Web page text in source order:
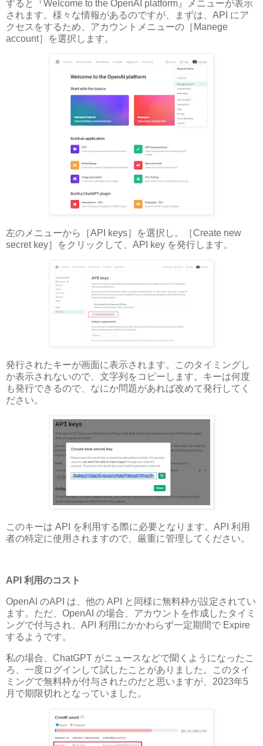
すると『Welcome to the OpenAI platform』メニューが表示
されます。様々な情報があるのですが、まずは、API にア
クセスをするため、アカウントメニューの［Manege
account］を選択します。
左のメニューから［API keys］を選択し。［Create new
secret key］をクリックして、API key を発行します。
発行されたキーが画面に表示されます。このタイミングし
か表示されないので、文字列をコピーします。キーは何度
も発行できるので、なにか問題があれば改めて発行してく
ださい。
このキーは API を利用する際に必要となります。API 利用
者の特定に使用されますので、厳重に管理してください。
API 利用のコスト
OpenAI のAPI は、他の API と同様に無料枠が設定されてい
ます。ただ、OpenAI の場合、アカウントを作成したタイミ
ングで付与され、API 利用にかかわらず一定期間で Expire
するようです。
私の場合、ChatGPT がニュースなどで聞くようになったこ
ろ、一度ログインして試したことがありました。このタイ
ミングで無料枠が付与されたのだと思いますが、2023年5
月で期限切れとなっていました。